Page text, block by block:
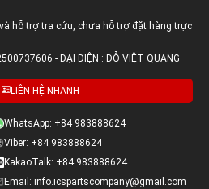
hỗ trợ tra cứu, chưa hỗ trợ đặt hàng trực
- ĐẠI DIỆN : ĐỖ VIỆT QUANG
LIÊN HỆ NHANH
WhatsApp: +84 983888624
Viber: +84 983888624
KakaoTalk: +84 983888624
Email: info.icspartscompany@gmail.com